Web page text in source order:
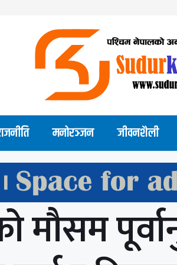
मनोरञ्जन जीवनशैली
मौसम